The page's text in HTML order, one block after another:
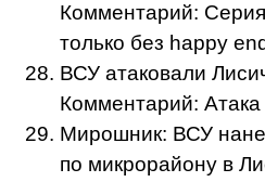
Комментарий:
только без happy
ВСУ атаковали
Комментарий: Атака
Мирошник: ВСУ
по микрорайону в